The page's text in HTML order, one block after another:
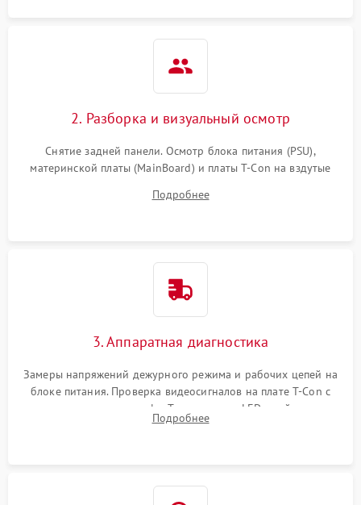
2. Разборка и визуальный осмотр
Снятие задней панели. Осмотр блока питания (PSU),
материнской платы (MainBoard) и платы T-Con на вздутые
Проверка надежности фиксации и целостности шлейфов.
Подробнее
3. Аппаратная диагностика
Замеры напряжений дежурного режима и рабочих цепей на
блоке питания. Проверка видеосигналов на плате T-Con с
помощью осциллографа. Тестирование LED-драйвера и
светодиодных планок подсветки мультиметром.
Подробнее